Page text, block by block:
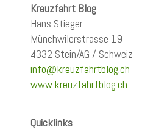
Kreuzfahrt Blog
Hans Stieger
Münchwilerstrasse 19
4332 Stein/AG / Schweiz
info@kreuzfahrtblog.ch
www.kreuzfahrtblog.ch
Quicklinks